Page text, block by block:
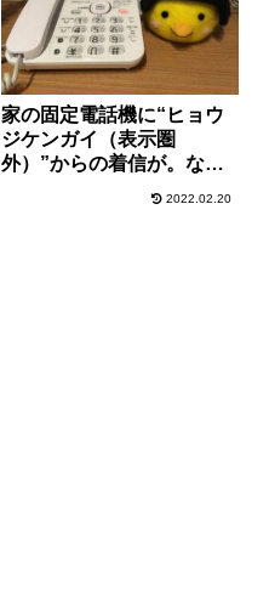
家の固定電話機に“ヒョウ
ジケンガイ（表示圏
外）”からの着信が。なん
2022.02.20